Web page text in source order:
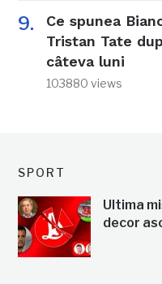
Ce spunea
Tristan Tate
câteva luni
103880 views
SPORT
Ultima
decor